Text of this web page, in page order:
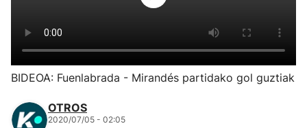
BIDEOA: Fuenlabrada - Mirandés partidako gol guztiak
OTROS
2020/07/05 - 02:05